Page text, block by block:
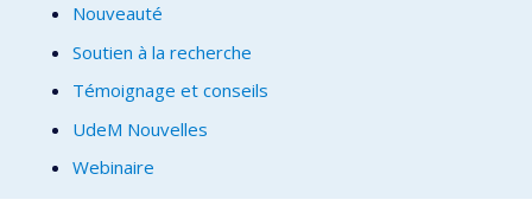
Nouveauté
Soutien à la recherche
Témoignage et conseils
UdeM Nouvelles
Webinaire